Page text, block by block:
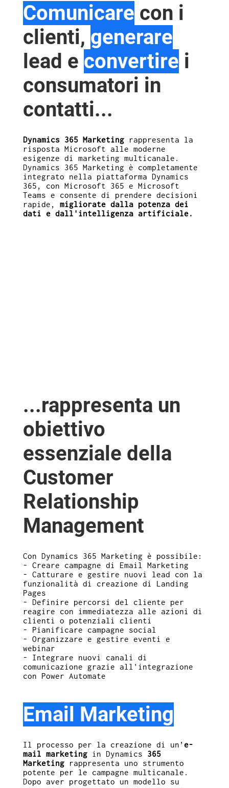
Comunicare con i
clienti, generare
lead e convertire i
consumatori in
contatti...
Dynamics 365 Marketingrappresenta la
risposta Microsoft alle moderne
esigenze di marketing multicanale.
Dynamics 365 Marketing è completamente
integrato nella piattaforma Dynamics
365, con Microsoft 365 e Microsoft
Teams e consente di prendere decisioni
rapide, migliorate dalla potenza dei
dati e dall'intelligenza artificiale.
...rappresenta un
obiettivo
essenziale della
Customer
Relationship
Management
Con Dynamics 365 Marketing è possibile:
- Creare campagne di Email Marketing
- Catturare e gestire nuovi lead con la
funzionalità di creazione di Landing
Pages
- Definire percorsi del cliente per
reagire con immediatezza alle azioni di
clienti o potenziali clienti
- Pianificare campagne social
- Organizzare e gestire eventi e
webinar
- Integrare nuovi canali di
comunicazione grazie all'integrazione
con Power Automate
Email Marketing
Il processo per la creazione di un’e-
mail marketingin Dynamics 365
Marketingrappresenta uno strumento
potente per le campagne multicanale.
Dopo aver progettato un modello su